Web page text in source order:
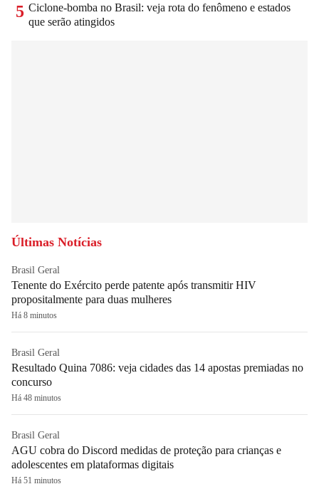
5 Ciclone-bomba no Brasil: veja rota do fenômeno e estados
que serão atingidos
Últimas Notícias
Brasil Geral
Tenente do Exército perde patente após transmitir HIV
propositalmente para duas mulheres
Há 8 minutos
Brasil Geral
Resultado Quina 7086: veja cidades das 14 apostas premiadas no
concurso
Há 48 minutos
Brasil Geral
AGU cobra do Discord medidas de proteção para crianças e
adolescentes em plataformas digitais
Há 51 minutos